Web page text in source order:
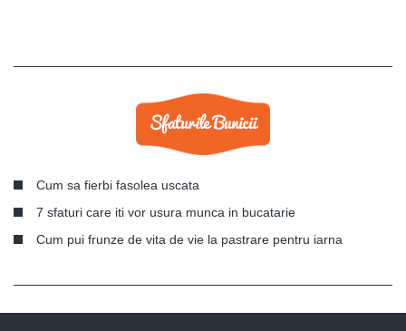
Cum sa fierbi fasolea uscata
7 sfaturi care iti vor usura munca in bucatarie
Cum pui frunze de vita de vie la pastrare pentru iarna